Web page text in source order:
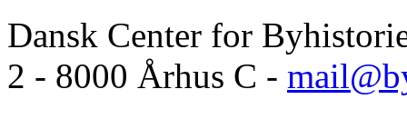
Dansk Center for
2 - 8000 Århus C -